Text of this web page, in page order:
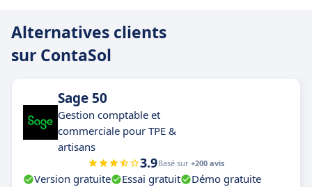
Alternatives clients
sur ContaSol
Sage 50
Gestion comptable et
commerciale pour TPE &
artisans
3.9Basé sur +200 avis
Version gratuite Essai gratuit
Démo gratuite